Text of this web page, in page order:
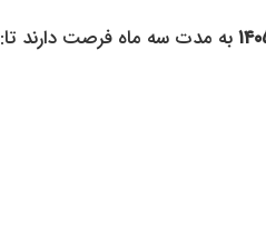
به مدت سه ماه فرصت دارند تا: